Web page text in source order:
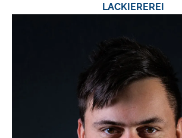
TEL.:
0 24 03 / 79 06 0
FAX:
0 24 03 / 79 06 23
LACKIEREREI